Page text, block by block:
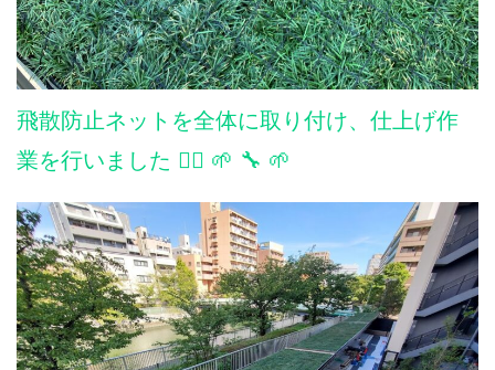
飛散防止ネットを全体に取り付け、仕上げ作
業を行いました 👷‍♂️ 🌱 🔧 🌱